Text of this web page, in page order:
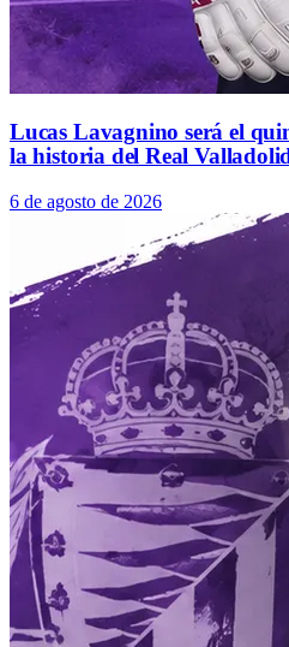
Lucas Lavagnino será el
la historia del Real
6 de agosto de 2026